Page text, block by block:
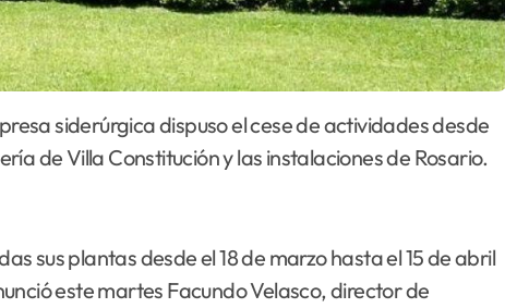
de Villa Constitución y las instalaciones de Rosario.
sus plantas desde el 18 de marzo hasta el 15 de abril
este martes Facundo Velasco, director de